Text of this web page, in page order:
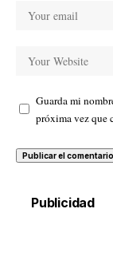
Guarda mi
próxima vez que
Publicidad